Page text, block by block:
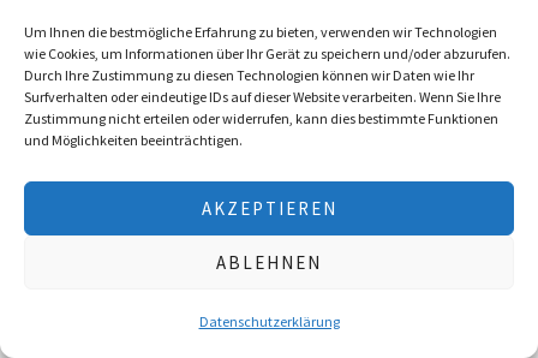
Um Ihnen die bestmögliche Erfahrung zu bieten, verwenden wir Technologien
wie Cookies, um Informationen über Ihr Gerät zu speichern und/oder abzurufen.
Durch Ihre Zustimmung zu diesen Technologien können wir Daten wie Ihr
Surfverhalten oder eindeutige IDs auf dieser Website verarbeiten. Wenn Sie Ihre
Zustimmung nicht erteilen oder widerrufen, kann dies bestimmte Funktionen
und Möglichkeiten beeinträchtigen.
AKZEPTIEREN
ABLEHNEN
Datenschutzerklärung
nationalen Netzwerks von Organisationen, die sich für
die Verbesserung der Dienstleistungen für Patienten
und ihre Familien durch die Zusammenarbeit von
Weitere Informationen über The Shriners finden Sie
www.shrinersinternational.org
Weitere Informationen über die Shriners Hospitals